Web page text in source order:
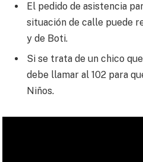
El pedido de asistencia
situación de calle puede
y de Boti.
Si se trata de un chico
debe llamar al 102 para
Niños.